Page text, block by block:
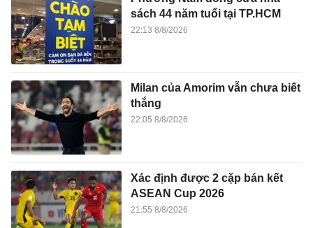
sách 44 năm tuổi tại TP.HCM
22:13 8/8/2026
Milan của Amorim vẫn chưa biết
thắng
22:05 8/8/2026
Xác định được 2 cặp bán kết
ASEAN Cup 2026
21:55 8/8/2026